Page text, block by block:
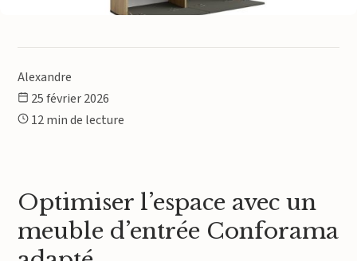
Alexandre
25 février 2026
12 min de lecture
Optimiser l’espace avec un
meuble d’entrée Conforama